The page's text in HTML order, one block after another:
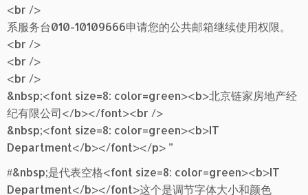
<br />
系服务台010-10109666申请您的公共邮箱继续使用权限。
<br />
<br />
<br />
&nbsp;<font size=8: color=green><b>北京链家房地产经
纪有限公司</b></font><br />
&nbsp;<font size=8: color=green><b>IT
Department</b></font></p> ”
#&nbsp;是代表空格<font size=8: color=green><b>IT
Department</b></font>这个是调节字体大小和颜色